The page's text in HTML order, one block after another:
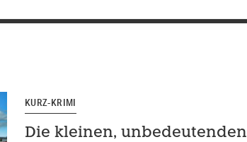
KURZ-KRIMI
Die kleinen, unbedeutenden